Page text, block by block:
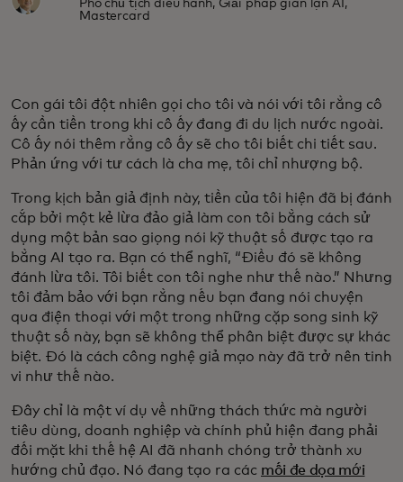
Phó chủ tịch điều hành, Giải pháp gian lận AI,
Mastercard
Con gái tôi đột nhiên gọi cho tôi và nói với tôi rằng cô
ấy cần tiền trong khi cô ấy đang đi du lịch nước ngoài.
Cô ấy nói thêm rằng cô ấy sẽ cho tôi biết chi tiết sau.
Phản ứng với tư cách là cha mẹ, tôi chỉ nhượng bộ.
Trong kịch bản giả định này, tiền của tôi hiện đã bị đánh
cắp bởi một kẻ lừa đảo giả làm con tôi bằng cách sử
dụng một bản sao giọng nói kỹ thuật số được tạo ra
bằng AI tạo ra. Bạn có thể nghĩ, “Điều đó sẽ không
đánh lừa tôi. Tôi biết con tôi nghe như thế nào.” Nhưng
tôi đảm bảo với bạn rằng nếu bạn đang nói chuyện
qua điện thoại với một trong những cặp song sinh kỹ
thuật số này, bạn sẽ không thể phân biệt được sự khác
biệt. Đó là cách công nghệ giả mạo này đã trở nên tinh
vi như thế nào.
Đây chỉ là một ví dụ về những thách thức mà người
tiêu dùng, doanh nghiệp và chính phủ hiện đang phải
đối mặt khi thế hệ AI đã nhanh chóng trở thành xu
hướng chủ đạo. Nó đang tạo ra các mối đe dọa mới